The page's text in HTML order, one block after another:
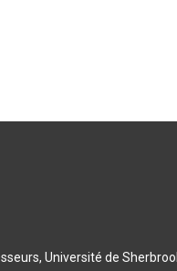
Université de